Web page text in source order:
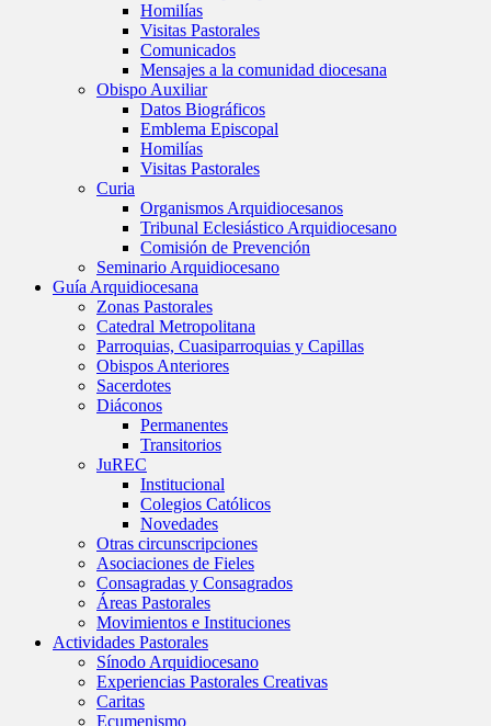
Homilías
Visitas Pastorales
Comunicados
Mensajes a la comunidad diocesana
Obispo Auxiliar
Datos Biográficos
Emblema Episcopal
Homilías
Visitas Pastorales
Curia
Organismos Arquidiocesanos
Tribunal Eclesiástico Arquidiocesano
Comisión de Prevención
Seminario Arquidiocesano
Guía Arquidiocesana
Zonas Pastorales
Catedral Metropolitana
Parroquias, Cuasiparroquias y Capillas
Obispos Anteriores
Sacerdotes
Diáconos
Permanentes
Transitorios
JuREC
Institucional
Colegios Católicos
Novedades
Otras circunscripciones
Asociaciones de Fieles
Consagradas y Consagrados
Áreas Pastorales
Movimientos e Instituciones
Actividades Pastorales
Sínodo Arquidiocesano
Experiencias Pastorales Creativas
Caritas
Ecumenismo